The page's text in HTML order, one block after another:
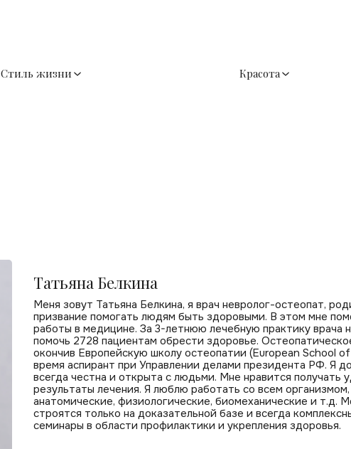
Стиль жизни Красота
Татьяна Белкина
Меня зовут Татьяна Белкина, я врач невролог-остеопат,
призвание помогать людям быть здоровыми. В этом мне
работы в медицине. За 3-летнюю лечебную практику врача
помочь 2728 пациентам обрести здоровье.
окончив Европейскую школу остеопатии (European School
время аспирант при Управлении делами президента РФ. Я
всегда честна и открыта с людьми. Мне нравится получать
результаты лечения. Я люблю работать со всем
анатомические, физиологические, биомеханические и т.д.
строятся только на доказательной базе и всегда
семинары в области профилактики и укрепления здоровья.